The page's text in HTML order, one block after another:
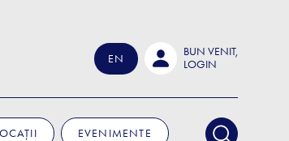
EN
BUN VENIT,
LOGIN
EVENIMENTE